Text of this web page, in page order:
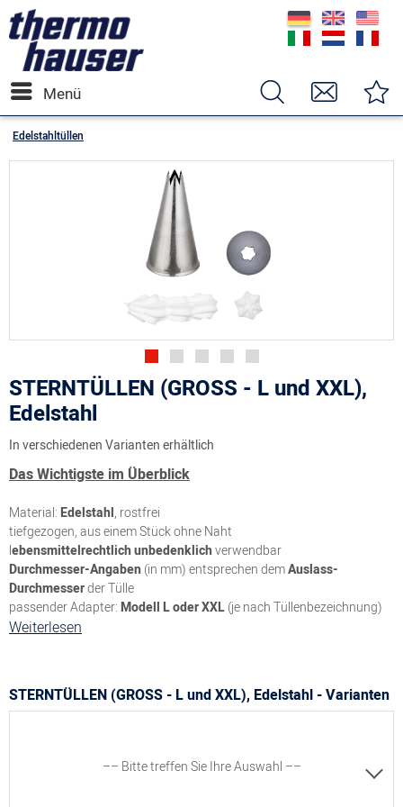
Menü
Edelstahltüllen
STERNTÜLLEN (GROSS - L und XXL),
Edelstahl
In verschiedenen Varianten erhältlich
Das Wichtigste im Überblick
Material:Edelstahl, rostfrei
tiefgezogen, aus einem Stück ohne Naht
lebensmittelrechtlich unbedenklichverwendbar
Durchmesser-Angaben(in mm) entsprechen demAuslass-
Durchmesserder Tülle
passender Adapter:Modell L oder XXL(je nach Tüllenbezeichnung)
Weiterlesen
STERNTÜLLEN (GROSS - L und XXL), Edelstahl - Varianten
–– Bitte treffen Sie Ihre Auswahl ––